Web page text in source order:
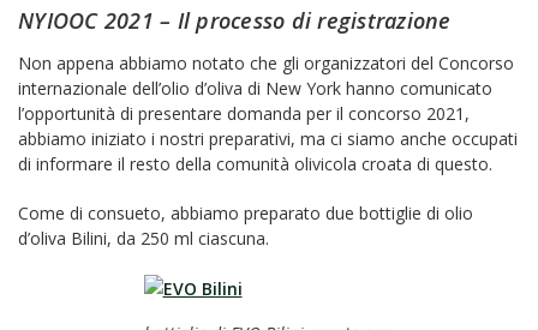
NYIOOC 2021 – Il processo di registrazione
Non appena abbiamo notato che gli organizzatori del Concorso
internazionale dell’olio d’oliva di New York hanno comunicato
l’opportunità di presentare domanda per il concorso 2021,
abbiamo iniziato i nostri preparativi, ma ci siamo anche occupati
di informare il resto della comunità olivicola croata di questo.
Come di consueto, abbiamo preparato due bottiglie di olio
d’oliva Bilini, da 250 ml ciascuna.